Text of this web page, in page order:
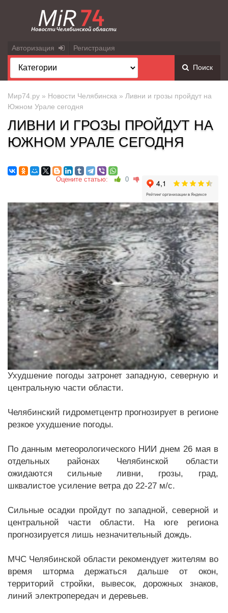
Авторизация Регистрация
Поиск
Мир74.ру » Новости Челябинска » Ливни и грозы пройдут на
Южном Урале сегодня
ЛИВНИ И ГРОЗЫ ПРОЙДУТ НА
ЮЖНОМ УРАЛЕ СЕГОДНЯ
Оцените статью: 0
Ухудшение погоды затронет западную, северную и
центральную части области.
Челябинский гидрометцентр прогнозирует в регионе
резкое ухудшение погоды.
По данным метеорологического НИИ днем 26 мая в
отдельных районах Челябинской области
ожидаются сильные ливни, грозы, град,
шквалистое усиление ветра до 22-27 м/с.
Сильные осадки пройдут по западной, северной и
центральной части области. На юге региона
прогнозируется лишь незначительный дождь.
МЧС Челябинской области рекомендует жителям во
время шторма держаться дальше от окон,
территорий стройки, вывесок, дорожных знаков,
линий электропередач и деревьев.